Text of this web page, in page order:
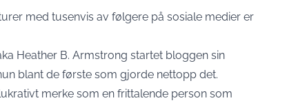
med tusenvis av følgere på sosiale medier er
Heather B. Armstrong startet bloggen sin
blant de første som gjorde nettopp det.
merke som en frittalende person som